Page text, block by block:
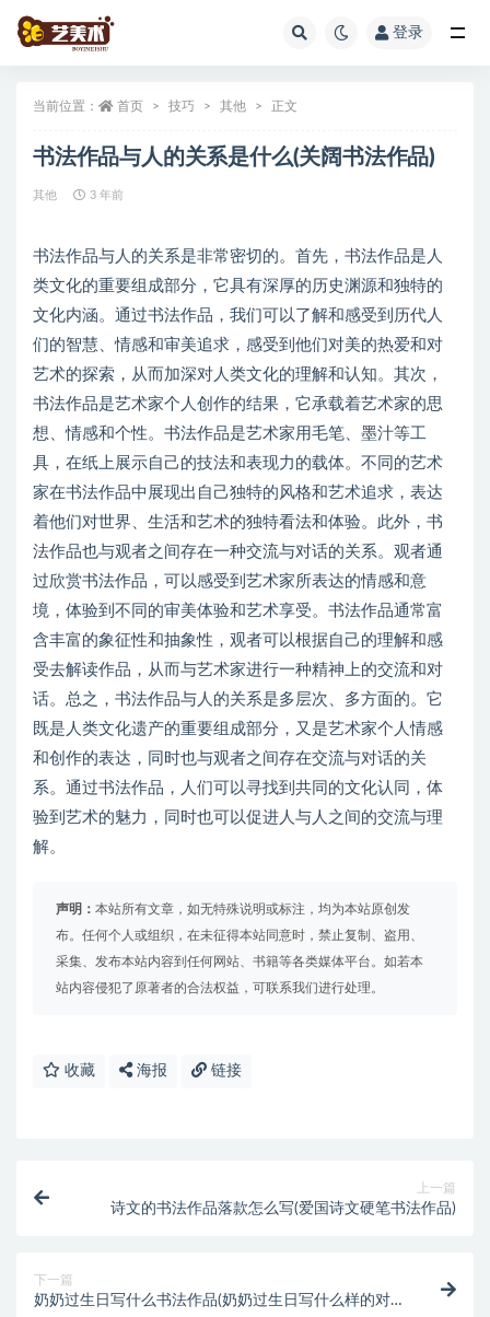
登录
当前位置： 首页 技巧 其他 正文
书法作品与人的关系是什么(关阔书法作品)
其他 3 年前
书法作品与人的关系是非常密切的。首先，书法作品是人
类文化的重要组成部分，它具有深厚的历史渊源和独特的
文化内涵。通过书法作品，我们可以了解和感受到历代人
们的智慧、情感和审美追求，感受到他们对美的热爱和对
艺术的探索，从而加深对人类文化的理解和认知。其次，
书法作品是艺术家个人创作的结果，它承载着艺术家的思
想、情感和个性。书法作品是艺术家用毛笔、墨汁等工
具，在纸上展示自己的技法和表现力的载体。不同的艺术
家在书法作品中展现出自己独特的风格和艺术追求，表达
着他们对世界、生活和艺术的独特看法和体验。此外，书
法作品也与观者之间存在一种交流与对话的关系。观者通
过欣赏书法作品，可以感受到艺术家所表达的情感和意
境，体验到不同的审美体验和艺术享受。书法作品通常富
含丰富的象征性和抽象性，观者可以根据自己的理解和感
受去解读作品，从而与艺术家进行一种精神上的交流和对
话。总之，书法作品与人的关系是多层次、多方面的。它
既是人类文化遗产的重要组成部分，又是艺术家个人情感
和创作的表达，同时也与观者之间存在交流与对话的关
系。通过书法作品，人们可以寻找到共同的文化认同，体
验到艺术的魅力，同时也可以促进人与人之间的交流与理
解。
声明： 本站所有文章，如无特殊说明或标注，均为本站原创发
布。任何个人或组织，在未征得本站同意时，禁止复制、盗用、
采集、发布本站内容到任何网站、书籍等各类媒体平台。如若本
站内容侵犯了原著者的合法权益，可联系我们进行处理。
收藏 海报 链接
上一篇
诗文的书法作品落款怎么写(爱国诗文硬笔书法作品)
下一篇
奶奶过生日写什么书法作品(奶奶过生日写什么样的对联